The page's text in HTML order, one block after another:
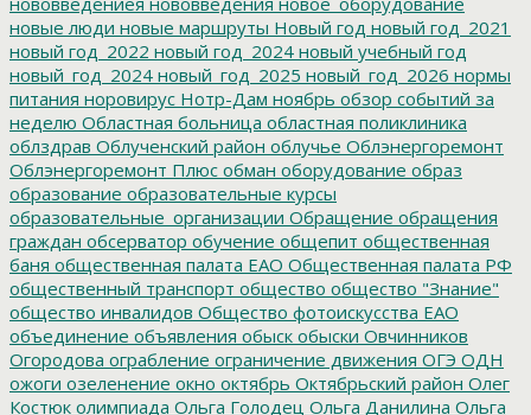
новые люди новые маршруты Новый год новый год_2021
новый год_2022 новый год_2024 новый учебный год
новый_год_2024 новый_год_2025 новый_год_2026 нормы
питания норовирус Нотр-Дам ноябрь обзор событий за
неделю Областная больница областная поликлиника
облздрав Облученский район облучье Облэнергоремонт
Облэнергоремонт Плюс обман оборудование образ
образование образовательные курсы
образовательные_организации Обращение обращения
граждан обсерватор обучение общепит общественная
баня общественная палата ЕАО Общественная палата РФ
общественный транспорт общество общество "Знание"
общество инвалидов Общество фотоискусства ЕАО
объединение объявления обыск обыски Овчинников
Огородова ограбление ограничение движения ОГЭ ОДН
ожоги озеленение окно октябрь Октябрьский район Олег
Костюк олимпиада Ольга Голодец Ольга Данилина Ольга